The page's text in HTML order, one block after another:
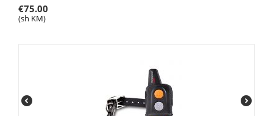
€75.00
(sh KM)